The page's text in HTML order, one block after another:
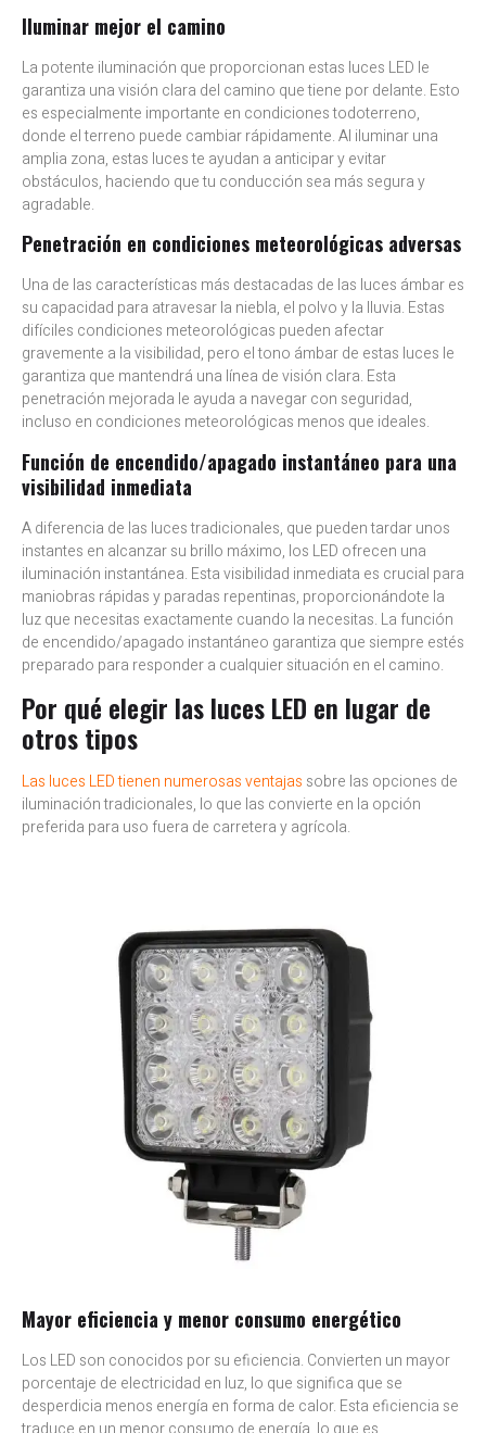
Iluminar mejor el camino
La potente iluminación que proporcionan estas luces LED le
garantiza una visión clara del camino que tiene por delante. Esto
es especialmente importante en condiciones todoterreno,
donde el terreno puede cambiar rápidamente. Al iluminar una
amplia zona, estas luces te ayudan a anticipar y evitar
obstáculos, haciendo que tu conducción sea más segura y
agradable.
Penetración en condiciones meteorológicas adversas
Una de las características más destacadas de las luces ámbar es
su capacidad para atravesar la niebla, el polvo y la lluvia. Estas
difíciles condiciones meteorológicas pueden afectar
gravemente a la visibilidad, pero el tono ámbar de estas luces le
garantiza que mantendrá una línea de visión clara. Esta
penetración mejorada le ayuda a navegar con seguridad,
incluso en condiciones meteorológicas menos que ideales.
Función de encendido/apagado instantáneo para una
visibilidad inmediata
A diferencia de las luces tradicionales, que pueden tardar unos
instantes en alcanzar su brillo máximo, los LED ofrecen una
iluminación instantánea. Esta visibilidad inmediata es crucial para
maniobras rápidas y paradas repentinas, proporcionándote la
luz que necesitas exactamente cuando la necesitas. La función
de encendido/apagado instantáneo garantiza que siempre estés
preparado para responder a cualquier situación en el camino.
Por qué elegir las luces LED en lugar de
otros tipos
Las luces LED tienen numerosas ventajas sobre las opciones de
iluminación tradicionales, lo que las convierte en la opción
preferida para uso fuera de carretera y agrícola.
Mayor eficiencia y menor consumo energético
Los LED son conocidos por su eficiencia. Convierten un mayor
porcentaje de electricidad en luz, lo que significa que se
desperdicia menos energía en forma de calor. Esta eficiencia se